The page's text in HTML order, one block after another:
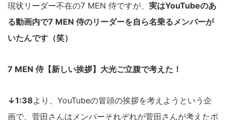
現状リーダー不在の7 MEN 侍ですが、 実はYouTubeのあ
る動画内で7 MEN 侍のリーダーを自ら名乗るメンバーが
いたんです（笑）
7 MEN 侍【新しい挨拶】大光ご立腹で考えた！
↓1:38より、YouTubeの冒頭の挨拶を考えようという企
画で、菅田さんはメンバーそれぞれが菅田さんが考えたポ